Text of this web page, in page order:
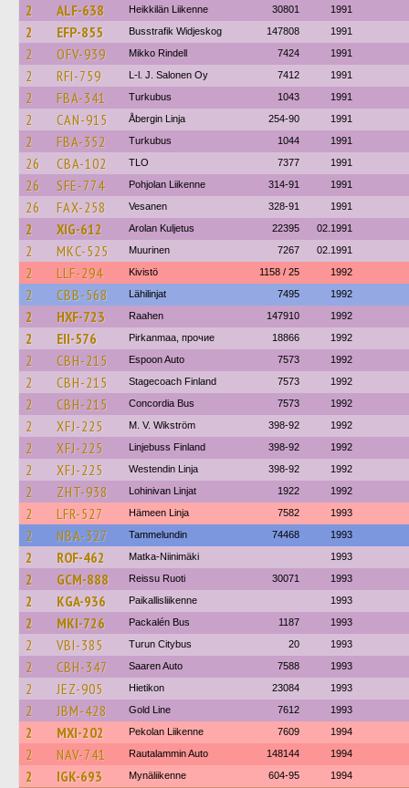
2 ALF-638 Heikkilän Liikenne 30801 1991
2 EFP-855 Busstrafik Widjeskog 147808 1991
2 OFV-939 Mikko Rindell 7424 1991
2 RFI-759 L-l. J. Salonen Oy 7412 1991
2 FBA-341 Turkubus 1043 1991
2 CAN-915 Åbergin Linja 254-90 1991
2 FBA-352 Turkubus 1044 1991
26 CBA-102 TLO 7377 1991
26 SFE-774 Pohjolan Liikenne 314-91 1991
26 FAX-258 Vesanen 328-91 1991
2 XIG-612 Arolan Kuljetus 22395 02.1991
2 MKC-525 Muurinen 7267 02.1991
2 LLF-294 Kivistö 1158 / 25 1992
2 CBB-568 Lähilinjat 7495 1992
2 HXF-723 Raahen 147910 1992
2 EII-576 Pirkanmaa, прочие 18866 1992
2 CBH-215 Espoon Auto 7573 1992
2 CBH-215 Stagecoach Finland 7573 1992
2 CBH-215 Concordia Bus 7573 1992
2 XFJ-225 M. V. Wikström 398-92 1992
2 XFJ-225 Linjebuss Finland 398-92 1992
2 XFJ-225 Westendin Linja 398-92 1992
2 ZHT-938 Lohinivan Linjat 1922 1992
2 LFR-527 Hämeen Linja 7582 1993
2 NBA-327 Tammelundin 74468 1993
2 ROF-462 Matka-Niinimäki 1993
2 GCM-888 Reissu Ruoti 30071 1993
2 KGA-936 Paikallisliikenne 1993
2 MKI-726 Packalén Bus 1187 1993
2 VBI-385 Turun Citybus 20 1993
2 CBH-347 Saaren Auto 7588 1993
2 JEZ-905 Hietikon 23084 1993
2 JBM-428 Gold Line 7612 1993
2 MXI-202 Pekolan Liikenne 7609 1994
2 NAV-741 Rautalammin Auto 148144 1994
2 IGK-693 Mynäliikenne 604-95 1994